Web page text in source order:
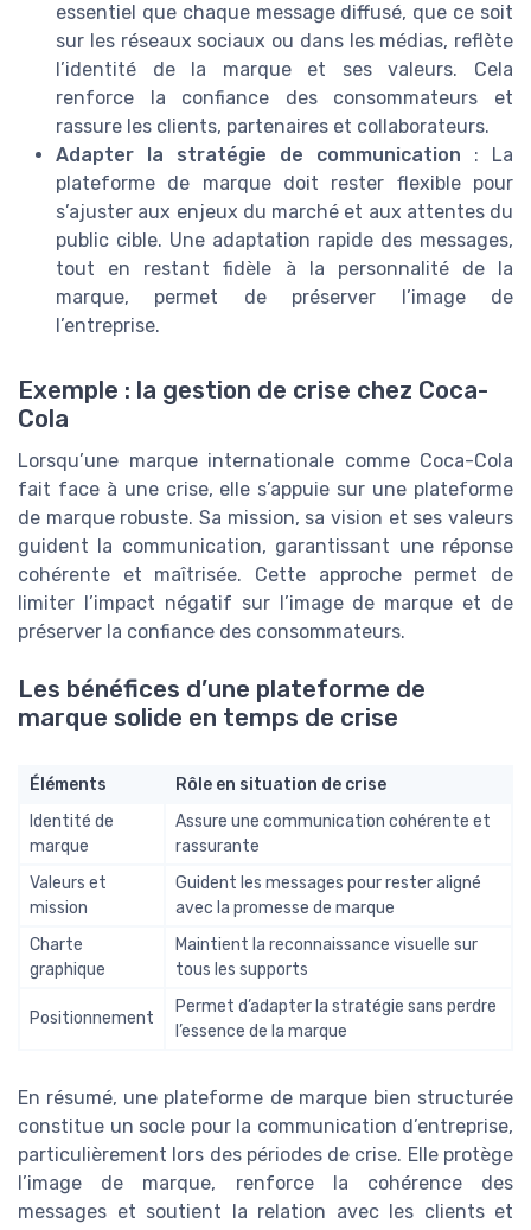
essentiel que chaque message diffusé, que ce soit
sur les réseaux sociaux ou dans les médias, reflète
l’identité de la marque et ses valeurs. Cela
renforce la confiance des consommateurs et
rassure les clients, partenaires et collaborateurs.
Adapter la stratégie de communication : La
plateforme de marque doit rester flexible pour
s’ajuster aux enjeux du marché et aux attentes du
public cible. Une adaptation rapide des messages,
tout en restant fidèle à la personnalité de la
marque, permet de préserver l’image de
l’entreprise.
Exemple : la gestion de crise chez Coca-
Cola
Lorsqu’une marque internationale comme Coca-Cola
fait face à une crise, elle s’appuie sur une plateforme
de marque robuste. Sa mission, sa vision et ses valeurs
guident la communication, garantissant une réponse
cohérente et maîtrisée. Cette approche permet de
limiter l’impact négatif sur l’image de marque et de
préserver la confiance des consommateurs.
Les bénéfices d’une plateforme de
marque solide en temps de crise
Éléments
Rôle en situation de crise
Identité de
marque
Assure une communication cohérente et
rassurante
Valeurs et
mission
Guident les messages pour rester aligné
avec la promesse de marque
Charte
graphique
Maintient la reconnaissance visuelle sur
tous les supports
Positionnement
Permet d’adapter la stratégie sans perdre
l’essence de la marque
En résumé, une plateforme de marque bien structurée
constitue un socle pour la communication d’entreprise,
particulièrement lors des périodes de crise. Elle protège
l’image de marque, renforce la cohérence des
messages et soutient la relation avec les clients et